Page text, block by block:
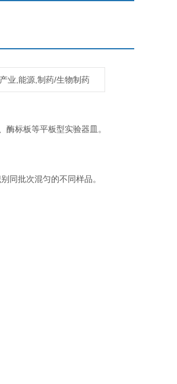
业,能源,制药/生物制药
标板等平板型实验器皿。
同批次混匀的不同样品。